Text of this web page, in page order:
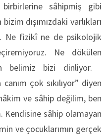
sâhipmiş gibi
dışımızdaki varlıkları
Ne fizikî ne de psikolojik
Ne dökülen
belimiz bizi dinliyor.
çok sıkılıyor” diyen
ve sâhip değilim, ben
sâhip olamayan
ve çocuklarımın gerçek